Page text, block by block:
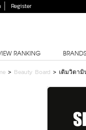
Register
RANKING BRANDS
> Beauty Board > เติมวิตา